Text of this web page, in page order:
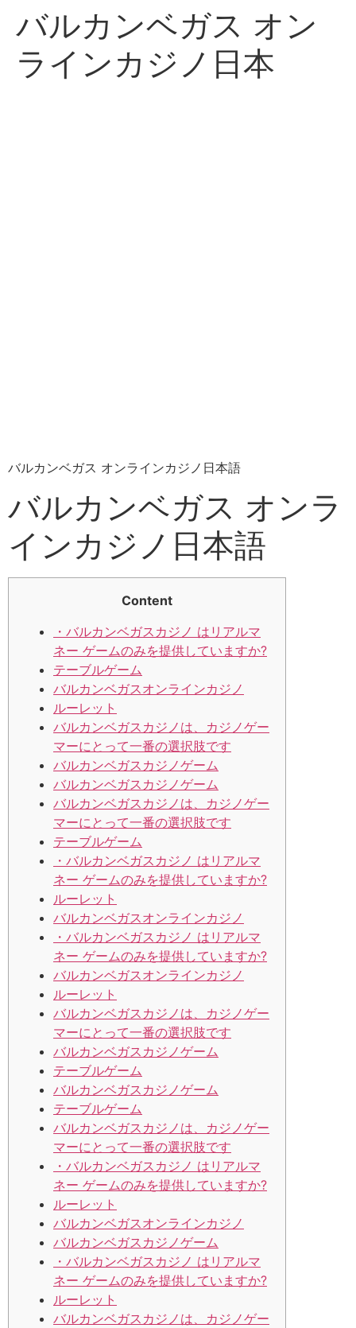
バルカンベガス オン
ラインカジノ日本
バルカンベガス オンラインカジノ日本語
バルカンベガス オンラ
インカジノ日本語
Content
・バルカンベガスカジノ はリアルマ
ネー ゲームのみを提供していますか?
テーブルゲーム
バルカンベガスオンラインカジノ
ルーレット
バルカンベガスカジノは、カジノゲー
マーにとって一番の選択肢です
バルカンベガスカジノゲーム
バルカンベガスカジノゲーム
バルカンベガスカジノは、カジノゲー
マーにとって一番の選択肢です
テーブルゲーム
・バルカンベガスカジノ はリアルマ
ネー ゲームのみを提供していますか?
ルーレット
バルカンベガスオンラインカジノ
・バルカンベガスカジノ はリアルマ
ネー ゲームのみを提供していますか?
バルカンベガスオンラインカジノ
ルーレット
バルカンベガスカジノは、カジノゲー
マーにとって一番の選択肢です
バルカンベガスカジノゲーム
テーブルゲーム
バルカンベガスカジノゲーム
テーブルゲーム
バルカンベガスカジノは、カジノゲー
マーにとって一番の選択肢です
・バルカンベガスカジノ はリアルマ
ネー ゲームのみを提供していますか?
ルーレット
バルカンベガスオンラインカジノ
バルカンベガスカジノゲーム
・バルカンベガスカジノ はリアルマ
ネー ゲームのみを提供していますか?
ルーレット
バルカンベガスカジノは、カジノゲー